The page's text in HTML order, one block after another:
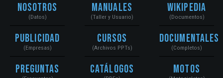
Nosotros
(Datos)
Publicidad
(Empresas)
Preguntas
Manuales
(Taller y Usuario)
Cursos
(Archivos PPTs)
Catálogos
Wikipedia
(Documentos)
Documentales
(Completos)
Motos